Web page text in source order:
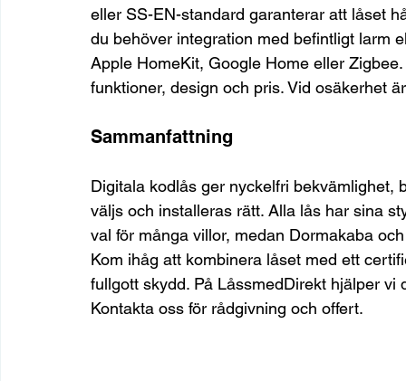
eller SS-EN-standard garanterar att låset
du behöver integration med befintligt larm
Apple HomeKit, Google Home eller
funktioner, design och pris. Vid osäkerhet
Sammanfattning
Digitala kodlås ger nyckelfri
väljs och installeras rätt. Alla lås har sina
val för många villor, medan Dormakaba
Kom ihåg att kombinera låset med ett
fullgott skydd. På LåssmedDirekt hjälper
Kontakta oss för rådgivning och offert.